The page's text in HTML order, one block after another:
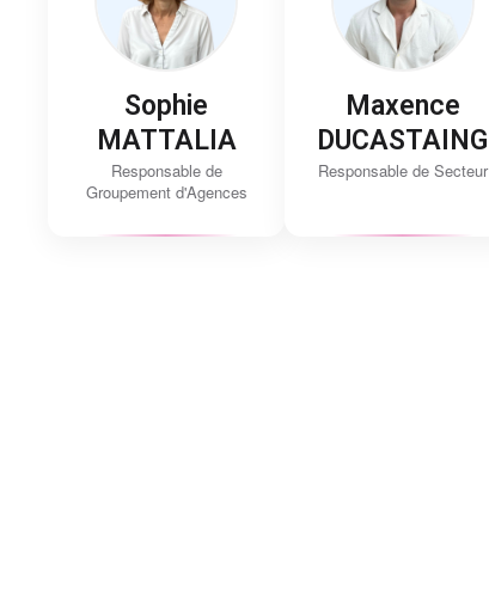
Sophie
MATTALIA
Responsable de
Groupement d'Agences
Maxence
DUCASTAING
Responsable de Secteur